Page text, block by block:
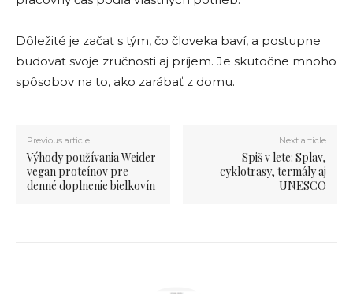
Dôležité je začať s tým, čo človeka baví, a postupne
budovať svoje zručnosti aj príjem. Je skutočne mnoho
spôsobov na to, ako zarábať z domu.
Previous article
Výhody používania Weider
vegan proteínov pre
denné doplnenie bielkovín
Next article
Spiš v lete: Splav,
cyklotrasy, termály aj
UNESCO